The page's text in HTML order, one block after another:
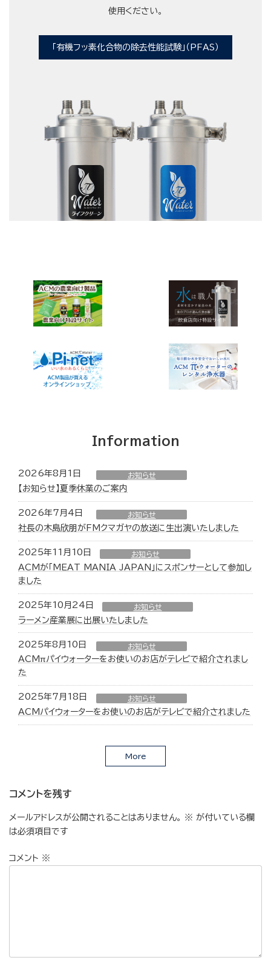
使用ください。
「有機フッ素化合物の除去性能試験」（PFAS）
Information
2026年8月1日 お知らせ
【お知らせ】夏季休業のご案内
2026年7月4日 お知らせ
社長の木島欣朋がFMクマガヤの放送に生出演いたしました
2025年11月10日 お知らせ
ACMが「MEAT MANIA JAPAN」にスポンサーとして参加し
ました
2025年10月24日 お知らせ
ラーメン産業展に出展いたしました
2025年8月10日 お知らせ
ACMπパイウォーターをお使いのお店がテレビで紹介されまし
た
2025年7月18日 お知らせ
ACMパイウォーターをお使いのお店がテレビで紹介されました
More
コメントを残す
メールアドレスが公開されることはありません。 ※ が付いている欄
は必須項目です
コメント ※